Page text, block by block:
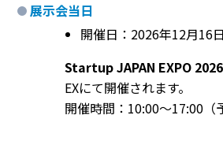
展示会当日
開催日：2026年12月16
Startup JAPAN EXPO 2026
EXにて開催されます。
開催時間：10:00〜17:00（